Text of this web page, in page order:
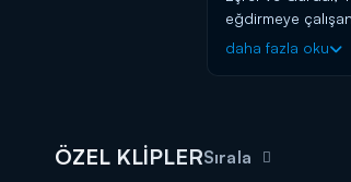
eğdirmeye
elinden gelen
daha fazla oku
ÖZEL KLİPLERSırala